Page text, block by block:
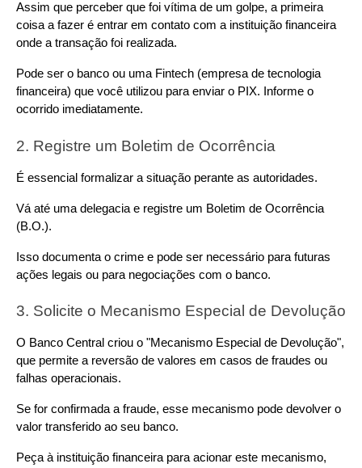
Assim que perceber que foi vítima de um golpe, a primeira
coisa a fazer é entrar em contato com a instituição financeira
onde a transação foi realizada.
Pode ser o banco ou uma Fintech (empresa de tecnologia
financeira) que você utilizou para enviar o PIX. Informe o
ocorrido imediatamente.
2. Registre um Boletim de Ocorrência
É essencial formalizar a situação perante as autoridades.
Vá até uma delegacia e registre um Boletim de Ocorrência
(B.O.).
Isso documenta o crime e pode ser necessário para futuras
ações legais ou para negociações com o banco.
3. Solicite o Mecanismo Especial de Devolução
O Banco Central criou o "Mecanismo Especial de Devolução",
que permite a reversão de valores em casos de fraudes ou
falhas operacionais.
Se for confirmada a fraude, esse mecanismo pode devolver o
valor transferido ao seu banco.
Peça à instituição financeira para acionar este mecanismo,